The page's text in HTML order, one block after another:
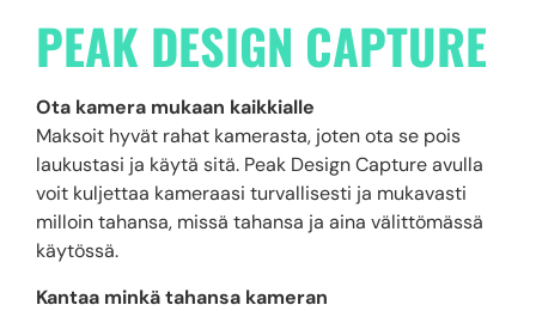
PEAK DESIGN CAPTURE
Ota kamera mukaan kaikkialle
Maksoit hyvät rahat kamerasta, joten ota se pois
laukustasi ja käytä sitä. Peak Design Capture avulla
voit kuljettaa kameraasi turvallisesti ja mukavasti
milloin tahansa, missä tahansa ja aina välittömässä
käytössä.
Kantaa minkä tahansa kameran